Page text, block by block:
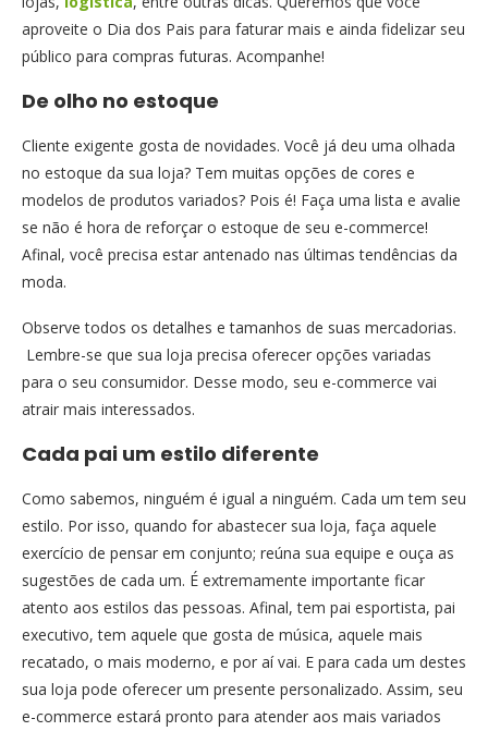
aproveite o Dia dos Pais para faturar mais e ainda fidelizar seu
público para compras futuras. Acompanhe!
De olho no estoque
Cliente exigente gosta de novidades. Você já deu uma olhada
no estoque da sua loja? Tem muitas opções de cores e
modelos de produtos variados? Pois é! Faça uma lista e avalie
se não é hora de reforçar o estoque de seu e-commerce!
Afinal, você precisa estar antenado nas últimas tendências da
moda.
Observe todos os detalhes e tamanhos de suas mercadorias.
Lembre-se que sua loja precisa oferecer opções variadas
para o seu consumidor. Desse modo, seu e-commerce vai
atrair mais interessados.
Cada pai um estilo diferente
Como sabemos, ninguém é igual a ninguém. Cada um tem seu
estilo. Por isso, quando for abastecer sua loja, faça aquele
exercício de pensar em conjunto; reúna sua equipe e ouça as
sugestões de cada um. É extremamente importante ficar
atento aos estilos das pessoas. Afinal, tem pai esportista, pai
executivo, tem aquele que gosta de música, aquele mais
recatado, o mais moderno, e por aí vai. E para cada um destes
sua loja pode oferecer um presente personalizado. Assim, seu
e-commerce estará pronto para atender aos mais variados